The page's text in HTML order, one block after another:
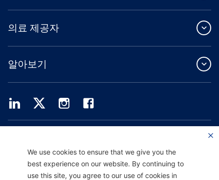
의료 제공자
알아보기
Providence Health Assurance는 Medicare 및 Oregon Health Plan 계약을 체결한
은 계약 갱신에 따라 달라집니다.
We use cookies to ensure that we give you the
best experience on our website. By continuing to
use this site, you agree to our use of cookies in